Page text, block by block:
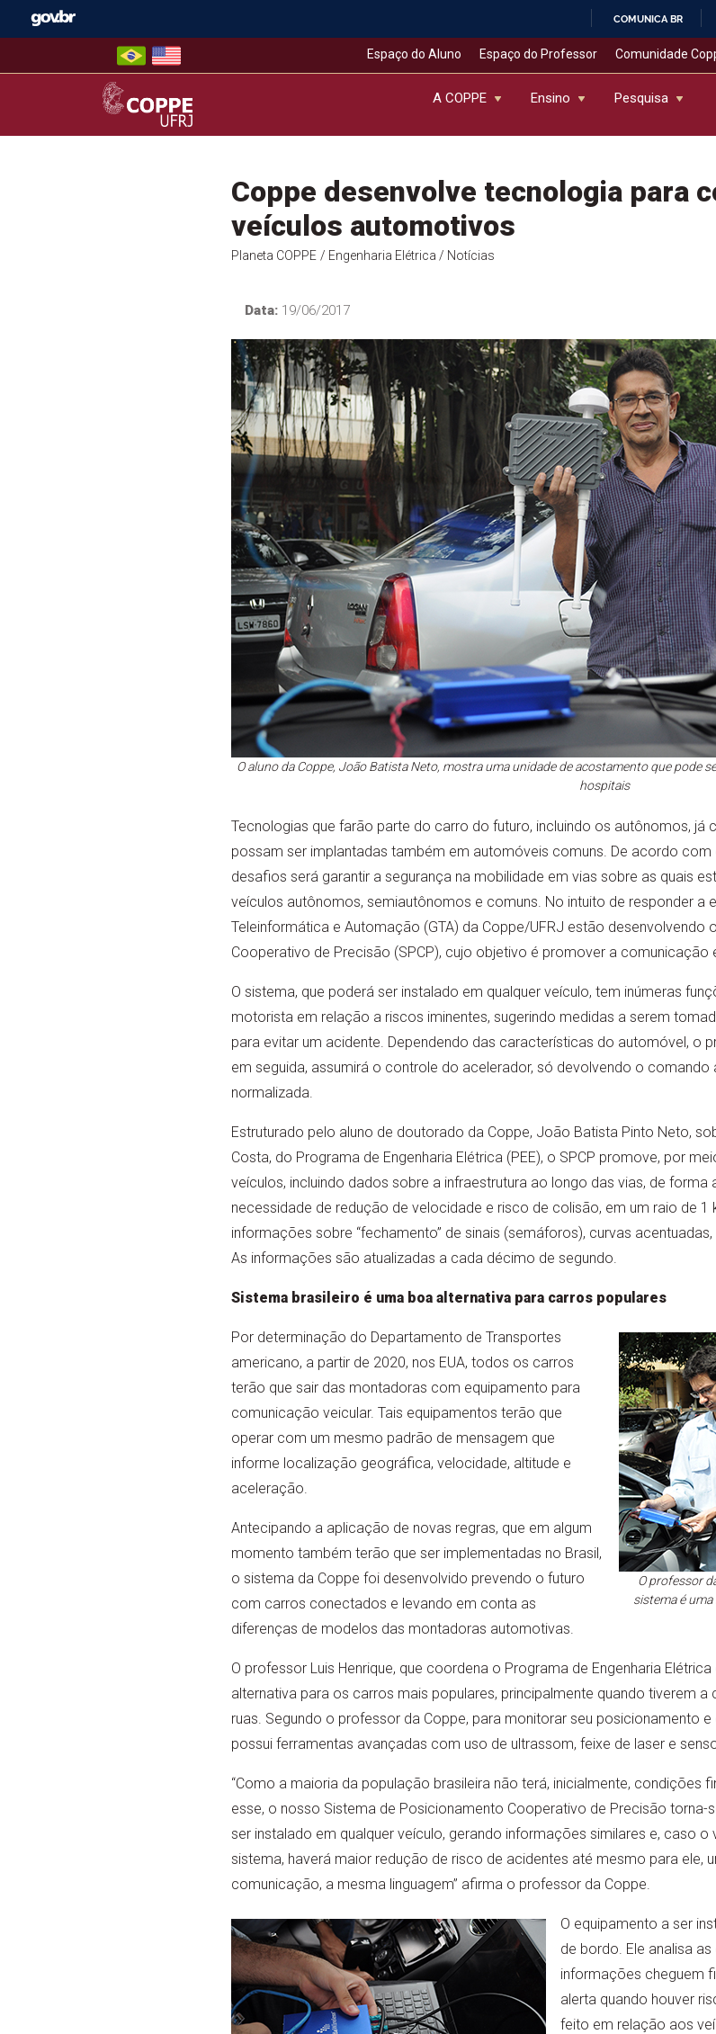
COMUNICA BR
Espaço do Aluno Espaço do Professor Comunidade
COPPE – UFRJ
A COPPE Ensino Pesquisa
Coppe desenvolve tecnologia para
veículos automotivos
Planeta COPPE / Engenharia Elétrica / Notícias
Data:19/06/2017
O aluno da Coppe, João Batista Neto, mostra uma unidade de acostamento que pode
hospitais
Tecnologias que farão parte do carro do futuro, incluindo os autônomos,
possam ser implantadas também em automóveis comuns. De acordo
desafios será garantir a segurança na mobilidade em vias sobre as quais
veículos autônomos, semiautônomos e comuns. No intuito de responder a
Teleinformática e Automação (GTA) da Coppe/UFRJ estão desenvolvendo
Cooperativo de Precisão (SPCP), cujo objetivo é promover a comunicação
O sistema, que poderá ser instalado em qualquer veículo, tem inúmeras
motorista em relação a riscos iminentes, sugerindo medidas a serem
para evitar um acidente. Dependendo das características do automóvel, o
em seguida, assumirá o controle do acelerador, só devolvendo o
normalizada.
Estruturado pelo aluno de doutorado da Coppe, João Batista Pinto Neto,
Costa, do Programa de Engenharia Elétrica (PEE), o SPCP promove, por
veículos, incluindo dados sobre a infraestrutura ao longo das vias, de
necessidade de redução de velocidade e risco de colisão, em um raio de
informações sobre “fechamento” de sinais (semáforos), curvas
As informações são atualizadas a cada décimo de segundo.
Sistema brasileiro é uma boa alternativa para carros populares
O professor
sistema é
Por determinação do Departamento de Transportes
americano, a partir de 2020, nos EUA, todos os carros
terão que sair das montadoras com equipamento para
comunicação veicular. Tais equipamentos terão que
operar com um mesmo padrão de mensagem que
informe localização geográfica, velocidade, altitude e
aceleração.
Antecipando a aplicação de novas regras, que em algum
momento também terão que ser implementadas no Brasil,
o sistema da Coppe foi desenvolvido prevendo o futuro
com carros conectados e levando em conta as
diferenças de modelos das montadoras automotivas.
O professor Luis Henrique, que coordena o Programa de Engenharia
alternativa para os carros mais populares, principalmente quando tiverem
ruas. Segundo o professor da Coppe, para monitorar seu posicionamento
possui ferramentas avançadas com uso de ultrassom, feixe de laser e
“Como a maioria da população brasileira não terá, inicialmente, condições
esse, o nosso Sistema de Posicionamento Cooperativo de Precisão
ser instalado em qualquer veículo, gerando informações similares e, caso
sistema, haverá maior redução de risco de acidentes até mesmo para ele,
comunicação, a mesma linguagem” afirma o professor da Coppe.
O equipamento a ser
de bordo. Ele analisa
informações cheguem
alerta quando houver
feito em relação aos